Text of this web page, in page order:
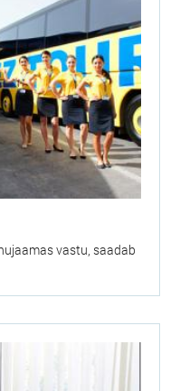
vastu, saadab